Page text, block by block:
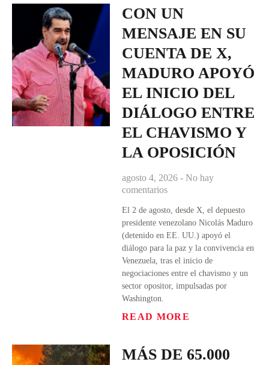
CON UN
MENSAJE EN SU
CUENTA DE X,
MADURO APOYÓ
EL INICIO DEL
DIÁLOGO ENTRE
EL CHAVISMO Y
LA OPOSICIÓN
agosto 4, 2026 No hay
comentarios
El 2 de agosto, desde X, el depuesto
presidente venezolano Nicolás Maduro
(detenido en EE. UU.) apoyó el
diálogo para la paz y la convivencia en
Venezuela, tras el inicio de
negociaciones entre el chavismo y un
sector opositor, impulsadas por
Washington.
READ MORE
MÁS DE 65.000